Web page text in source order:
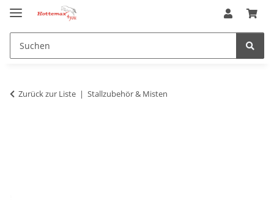
Zurück zur Liste Stallzubehör & Misten